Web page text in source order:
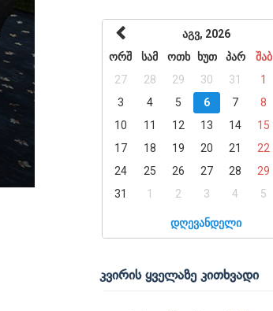
აგვ, 2026
ორშ
სამ ოთხ ხუთ პარ შაბ
27
28 29 30 31 1
3
4 5 6 7 8
10
11 12 13 14 15
17
18 19 20 21 22
24
25 26 27 28 29
31
1 2 3 4 5
დღევანდელი
კვირის ყველაზე კითხვადი